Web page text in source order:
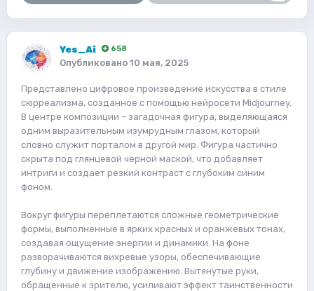
Yes_Ai 658
Опубликовано 10 мая, 2025
Представлено цифровое произведение искусства в стиле
сюрреализма, созданное с помощью нейросети Midjourney.
В центре композиции – загадочная фигура, выделяющаяся
одним выразительным изумрудным глазом, который
словно служит порталом в другой мир. Фигура частично
скрыта под глянцевой черной маской, что добавляет
интриги и создает резкий контраст с глубоким синим
фоном.
Вокруг фигуры переплетаются сложные геометрические
формы, выполненные в ярких красных и оранжевых тонах,
создавая ощущение энергии и динамики. На фоне
разворачиваются вихревые узоры, обеспечивающие
глубину и движение изображению. Вытянутые руки,
обращенные к зрителю, усиливают эффект таинственности